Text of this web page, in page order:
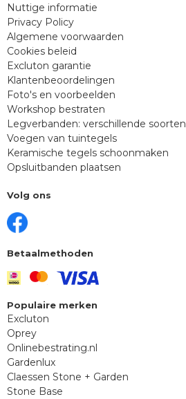
Nuttige informatie
Privacy Policy
Algemene voorwaarden
Cookies beleid
Excluton garantie
Klantenbeoordelingen
Foto's en voorbeelden
Workshop bestraten
Legverbanden: verschillende soorten
Voegen van tuintegels
Keramische tegels schoonmaken
Opsluitbanden plaatsen
Volg ons
Betaalmethoden
Populaire merken
Excluton
Oprey
Onlinebestrating.nl
Gardenlux
Claessen Stone + Garden
Stone Base